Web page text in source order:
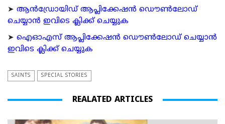
➤ ആന്‍ഡ്രോയിഡ് ആപ്ലിക്കേഷന്‍ ഡൌണ്‍ലോഡ്
ചെയ്യാന്‍ ഇവിടെ ക്ലിക്ക് ചെയ്യുക
➤ ഐഓഎസ് ആപ്ലിക്കേഷന്‍ ഡൌണ്‍ലോഡ് ചെയ്യാന്‍
ഇവിടെ ക്ലിക്ക് ചെയ്യുക
SAINTS SPECIAL STORIES
REALATED ARTICLES